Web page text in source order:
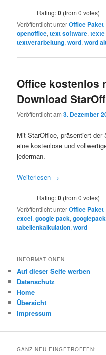
Rating:0 (from 0 votes)
Veröffentlicht unterOffice Paket
openoffice,text software,
textverarbeitung,word,word
Office kostenlos
Download
Veröffentlicht am3. Dezember
Mit StarOffice, präsentiert der
eine kostenlose und
jederman.
Weiterlesen →
Rating:0 (from 0 votes)
Veröffentlicht unterOffice Paket
excel,google pack,googlepack
tabellenkalkulation,word
INFORMATIONEN
Auf dieser Seite werben
Datenschutz
Home
Übersicht
Impressum
GANZ NEU EINGETROFFEN: